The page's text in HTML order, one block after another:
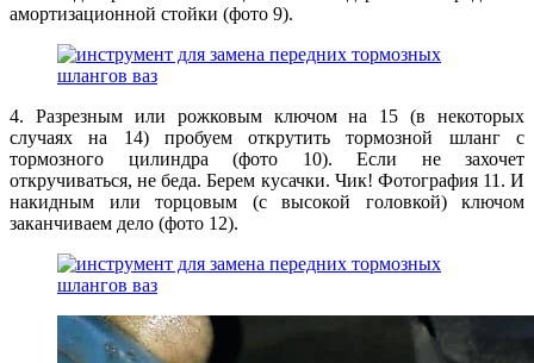
амортизационной стойки (фото 9).
4. Разрезным или рожковым ключом на 15 (в некоторых
случаях на 14) пробуем открутить тормозной шланг с
тормозного цилиндра (фото 10). Если не захочет
откручиваться, не беда. Берем кусачки. Чик! Фотография 11. И
накидным или торцовым (с высокой головкой) ключом
заканчиваем дело (фото 12).